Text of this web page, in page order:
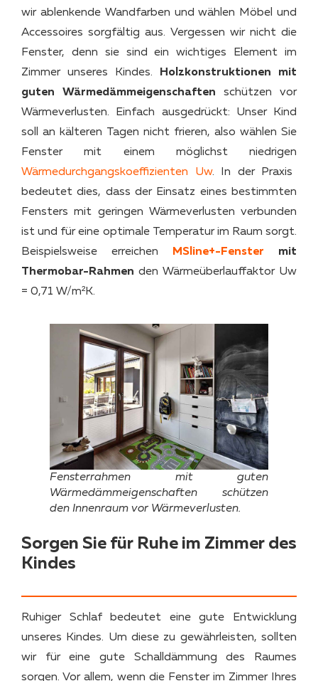
wir ablenkende Wandfarben und wählen Möbel und
Accessoires sorgfältig aus. Vergessen wir nicht die
Fenster, denn sie sind ein wichtiges Element im
Zimmer unseres Kindes.
Holzkonstruktionen mit
guten Wärmedämmeigenschaften schützen vor
Wärmeverlusten. Einfach ausgedrückt: Unser Kind
soll an kälteren Tagen nicht frieren, also wählen Sie
Fenster mit einem möglichst niedrigen
Wärmedurchgangskoeffizienten Uw. In der Praxis
bedeutet dies, dass der Einsatz eines bestimmten
Fensters mit geringen Wärmeverlusten verbunden
ist und für eine optimale Temperatur im Raum sorgt.
Beispielsweise erreichen
MSline+-Fenster mit
Thermobar-Rahmen den Wärmeüberlauffaktor Uw
= 0,71 W/m²K.
Fensterrahmen mit guten
Wärmedämmeigenschaften schützen
den Innenraum vor Wärmeverlusten.
Sorgen Sie für Ruhe im Zimmer des
Kindes
Ruhiger Schlaf bedeutet eine gute Entwicklung
unseres Kindes. Um diese zu gewährleisten, sollten
wir für eine gute Schalldämmung des Raumes
sorgen. Vor allem, wenn die Fenster im Zimmer Ihres